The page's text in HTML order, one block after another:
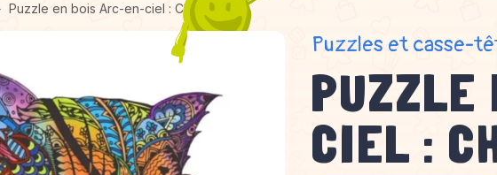
Puzzle en bois Arc-en-ciel : Chat Pirate
Puzzles et casse-
CIEL :